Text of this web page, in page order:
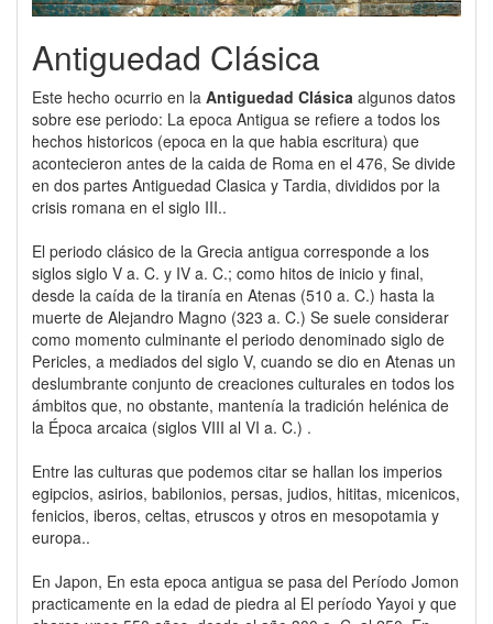
Antiguedad Clásica
Este hecho ocurrio en la Antiguedad Clásica algunos datos
sobre ese periodo: La epoca Antigua se refiere a todos los
hechos historicos (epoca en la que habia escritura) que
acontecieron antes de la caida de Roma en el 476, Se divide
en dos partes Antiguedad Clasica y Tardia, divididos por la
crisis romana en el siglo III..
El periodo clásico de la Grecia antigua corresponde a los
siglos siglo V a. C. y IV a. C.; como hitos de inicio y final,
desde la caída de la tiranía en Atenas (510 a. C.) hasta la
muerte de Alejandro Magno (323 a. C.) Se suele considerar
como momento culminante el periodo denominado siglo de
Pericles, a mediados del siglo V, cuando se dio en Atenas un
deslumbrante conjunto de creaciones culturales en todos los
ámbitos que, no obstante, mantenía la tradición helénica de
la Época arcaica (siglos VIII al VI a. C.) .
Entre las culturas que podemos citar se hallan los imperios
egipcios, asirios, babilonios, persas, judios, hititas, micenicos,
fenicios, iberos, celtas, etruscos y otros en mesopotamia y
europa..
En Japon, En esta epoca antigua se pasa del Período Jomon
practicamente en la edad de piedra al El período Yayoi y que